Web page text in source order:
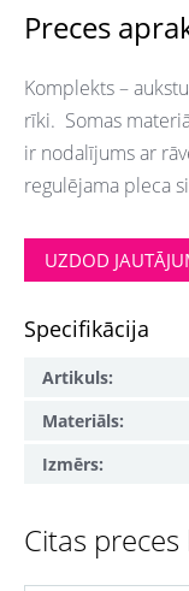
Preces
Komplekts –
rīki. Somas
ir nodalījums ar
regulējama pleca
UZDOD
Specifikācija
Artikuls:
Materiāls:
Izmērs:
Citas